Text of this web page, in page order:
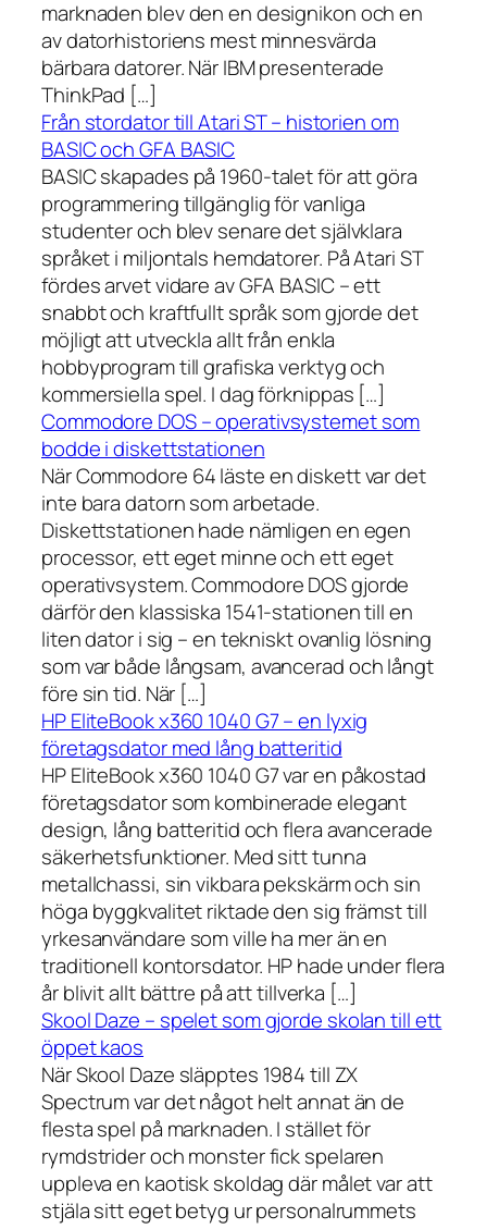
marknaden blev den en designikon och en
av datorhistoriens mest minnesvärda
bärbara datorer. När IBM presenterade
ThinkPad […]
Från stordator till Atari ST – historien om
BASIC och GFA BASIC
BASIC skapades på 1960-talet för att göra
programmering tillgänglig för vanliga
studenter och blev senare det självklara
språket i miljontals hemdatorer. På Atari ST
fördes arvet vidare av GFA BASIC – ett
snabbt och kraftfullt språk som gjorde det
möjligt att utveckla allt från enkla
hobbyprogram till grafiska verktyg och
kommersiella spel. I dag förknippas […]
Commodore DOS – operativsystemet som
bodde i diskettstationen
När Commodore 64 läste en diskett var det
inte bara datorn som arbetade.
Diskettstationen hade nämligen en egen
processor, ett eget minne och ett eget
operativsystem. Commodore DOS gjorde
därför den klassiska 1541-stationen till en
liten dator i sig – en tekniskt ovanlig lösning
som var både långsam, avancerad och långt
före sin tid. När […]
HP EliteBook x360 1040 G7 – en lyxig
företagsdator med lång batteritid
HP EliteBook x360 1040 G7 var en påkostad
företagsdator som kombinerade elegant
design, lång batteritid och flera avancerade
säkerhetsfunktioner. Med sitt tunna
metallchassi, sin vikbara pekskärm och sin
höga byggkvalitet riktade den sig främst till
yrkesanvändare som ville ha mer än en
traditionell kontorsdator. HP hade under flera
år blivit allt bättre på att tillverka […]
Skool Daze – spelet som gjorde skolan till ett
öppet kaos
När Skool Daze släpptes 1984 till ZX
Spectrum var det något helt annat än de
flesta spel på marknaden. I stället för
rymdstrider och monster fick spelaren
uppleva en kaotisk skoldag där målet var att
stjäla sitt eget betyg ur personalrummets